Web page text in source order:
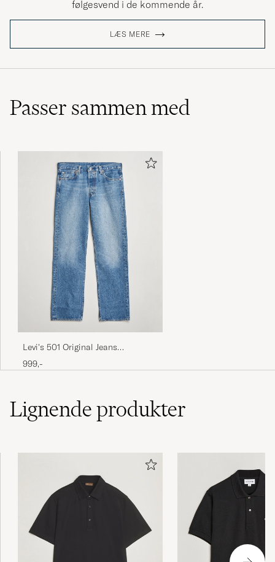
følgesvend i de kommende år.
LÆS MERE
Passer sammen med
Levi's 501 Original Jeans
Chemicals
999,-
Lignendeprodukter